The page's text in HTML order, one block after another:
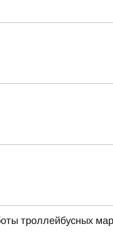
троллейбусных